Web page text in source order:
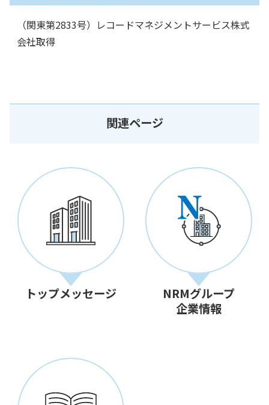
（関東第2833号）レコードマネジメントサービス株式
会社取得
関連ページ
トップメッセージ
NRMグループ
企業情報